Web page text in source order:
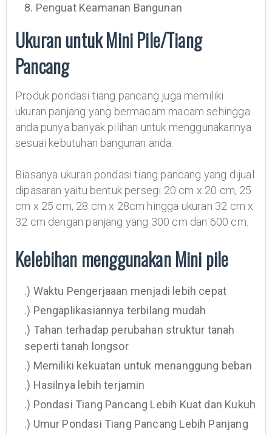
8. Penguat Keamanan Bangunan
Ukuran untuk Mini Pile/Tiang
Pancang
Produk pondasi tiang pancang juga memiliki
ukuran panjang yang bermacam macam sehingga
anda punya banyak pilihan untuk menggunakannya
sesuai kebutuhan bangunan anda.
Biasanya ukuran pondasi tiang pancang yang dijual
dipasaran yaitu bentuk persegi 20 cm x 20 cm, 25
cm x 25 cm, 28 cm x 28cm hingga ukuran 32 cm x
32 cm dengan panjang yang 300 cm dan 600 cm.
Kelebihan menggunakan Mini pile
.) Waktu Pengerjaaan menjadi lebih cepat
.) Pengaplikasiannya terbilang mudah
.) Tahan terhadap perubahan struktur tanah
seperti tanah longsor
.) Memiliki kekuatan untuk menanggung beban
.) Hasilnya lebih terjamin
.) Pondasi Tiang Pancang Lebih Kuat dan Kukuh
.) Umur Pondasi Tiang Pancang Lebih Panjang